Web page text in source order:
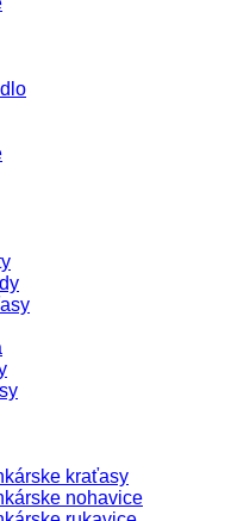
kraťasy
nohavice